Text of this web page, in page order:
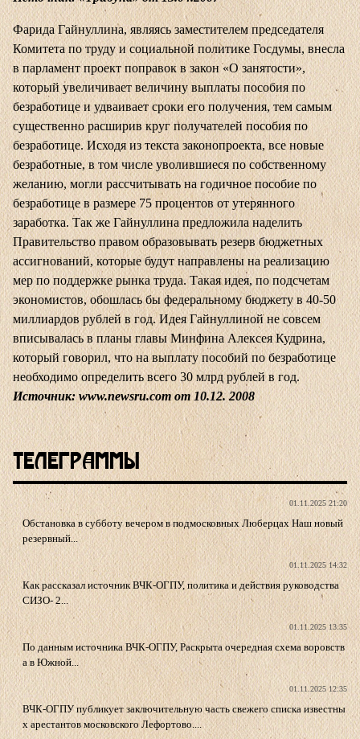
Фарида Гайнуллина, являясь заместителем председателя
Комитета по труду и социальной политике Госдумы, внесла
в парламент проект поправок в закон «О занятости»,
который увеличивает величину выплаты пособия по
безработице и удваивает сроки его получения, тем самым
существенно расширив круг получателей пособия по
безработице. Исходя из текста законопроекта, все новые
безработные, в том числе уволившиеся по собственному
желанию, могли рассчитывать на годичное пособие по
безработице в размере 75 процентов от утерянного
заработка. Так же Гайнуллина предложила наделить
Правительство правом образовывать резерв бюджетных
ассигнований, которые будут направлены на реализацию
мер по поддержке рынка труда. Такая идея, по подсчетам
экономистов, обошлась бы федеральному бюджету в 40-50
миллиардов рублей в год. Идея Гайнуллиной не совсем
вписывалась в планы главы Минфина Алексея Кудрина,
который говорил, что на выплату пособий по безработице
необходимо определить всего 30 млрд рублей в год.
Источник:www.newsru.comот 10.12. 2008
Телеграммы
01.11.2025 21:20
Обстановка в субботу вечером в подмосковных Люберцах Наш новый
резервный...
01.11.2025 14:32
Как рассказал источник ВЧК-ОГПУ, политика и действия руководства
СИЗО- 2...
01.11.2025 13:35
По данным источника ВЧК-ОГПУ, Раскрыта очередная схема воровств
а в Южной...
01.11.2025 12:35
ВЧК-ОГПУ публикует заключительную часть свежего списка известны
х арестантов московского Лефортово....